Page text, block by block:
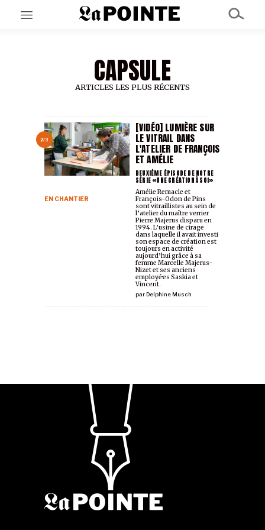
EN CE MOMENT
GRAND ANGLE
AU LARGE
À PROPOS
NOS PARTENAIRES
CAPSULE
ARTICLES LES PLUS RÉCENTS
2/3
[VIDÉO] LUMIÈRE SUR
LE VITRAIL DANS
L'ATELIER DE FRANÇOIS
ET AMÉLIE
DEUXIÈME ÉPISODE DE NOTRE
SÉRIE «UNE CRÉATION À SOI»
EN CHANTIER
parDelphine Musch
Amélie Remacle et
François-Odon de Pins
sont vitraillistes au sein de
l’atelier du maître verrier
Pierre Majerus disparu en
1994. L’usine de cirage
dans laquelle il avait investi
son espace de création est
toujours en activité
aujourd’hui grâce à sa
femme Marcelle Majerus-
Nizet et ses anciens
employé·es Saskia et
Vincent.